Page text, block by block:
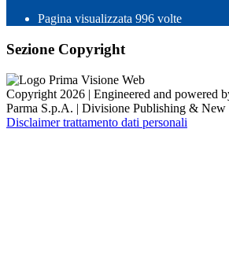
Pagina visualizzata 996 volte
Sezione Copyright
Copyright 2026 | Engineered and powered
Parma S.p.A. | Divisione Publishing & New
Disclaimer trattamento dati personali